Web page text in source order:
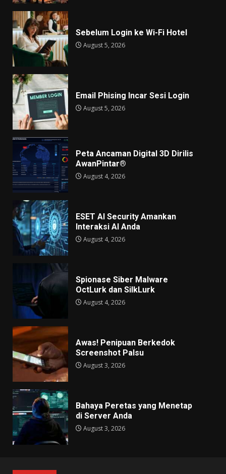
Sebelum Login ke Wi-Fi Hotel
August 5, 2026
Email Phising Incar Sesi Login
August 5, 2026
Peta Ancaman Digital 3D Dirilis
AwanPintar®
August 4, 2026
ESET AI Security Amankan
Interaksi AI Anda
August 4, 2026
Spionase Siber Malware
OctLurk dan SilkLurk
August 4, 2026
Awas! Penipuan Berkedok
Screenshot Palsu
August 3, 2026
Bahaya Peretas yang Menetap
di Server Anda
August 3, 2026